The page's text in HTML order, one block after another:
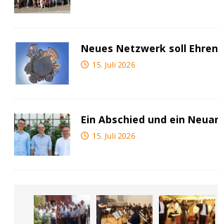
Neues Netzwerk soll
15. Juli 2026
Ein Abschied und ein
15. Juli 2026